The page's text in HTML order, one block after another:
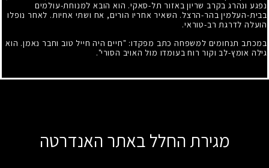
נפגע ונהרג בקרב שריון באזור תל-סאקי. הוא הובא למנוחת-עולמים
בבית-העלמין בהר-הרצל. השאיר אחריו הורים, אח ושתי אחיות. לאחר נופלו
הועלה לדרגת רב-טוראי.
במכתב תנחומים למשפחה כתב מפקדו: "חיים היה חייל טוב וחבר נאמן. הוא
גילה אומץ-לב וקור רוח בעומדו מול האויב הסורי".
מגירת החלל באתר האנדרטה